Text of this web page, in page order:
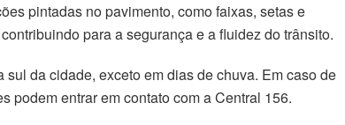
pintadas no pavimento, como faixas, setas e
para a segurança e a fluidez do trânsito.
da cidade, exceto em dias de chuva. Em caso de
podem entrar em contato com a Central 156.